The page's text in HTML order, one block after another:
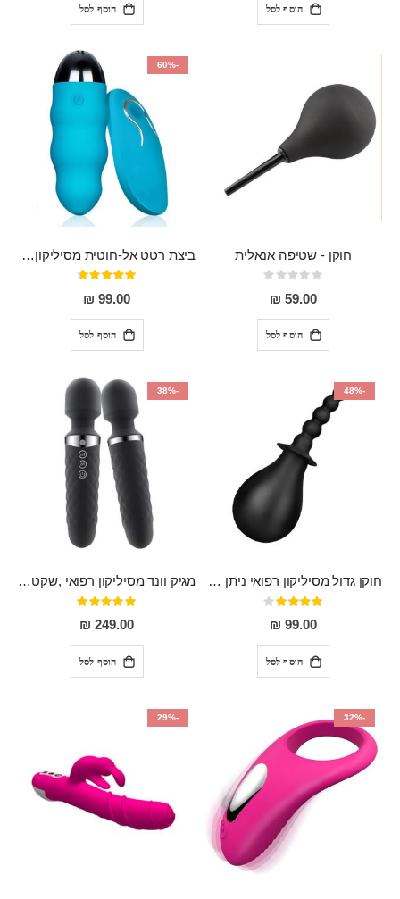
הוסף לסל הוסף לסל
חוקן - שטיפה אנאלית
Rating:
0%
59.00 ₪
הוסף לסל
-60%
ביצת רטט אל-חוטית מסיליקון רפואי בגודל של 8 ס"מ ורוחב 3 ס"מ בעלת 20 מהירויות שונות "ENKI"
דירוג:
93%
99.00 ₪
הוסף לסל
-48%
חוקן גדול מסיליקון רפואי ניתן לשימוש גם כפלאג וגם כחרוזים אנאלים
דירוג:
80%
99.00 ₪
הוסף לסל
-38%
מגיק וונד מסיליקון רפואי ,שקט במיוחד, נטען בעל 10 מהירויות שונות "Erna"
דירוג:
100%
249.00 ₪
הוסף לסל
-32%
-29%